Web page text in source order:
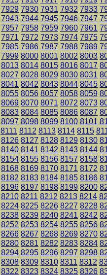
7929 7930 7931 7932 7933
7943 7944 7945 7946 7947
7957 7958 7959 7960 7961
7971 7972 7973 7974 7975
7985 7986 7987 7988 7989
7999 8000 8001 8002 8003
8013 8014 8015 8016 8017
8027 8028 8029 8030 8031
8041 8042 8043 8044 8045
8055 8056 8057 8058 8059
8069 8070 8071 8072 8073
8083 8084 8085 8086 8087
8097 8098 8099 8100 8101
8111 8112 8113 8114 8115
8126 8127 8128 8129 8130
8140 8141 8142 8143 8144
8154 8155 8156 8157 8158
8168 8169 8170 8171 8172
8182 8183 8184 8185 8186
8196 8197 8198 8199 8200
8210 8211 8212 8213 8214
8224 8225 8226 8227 8228
8238 8239 8240 8241 8242
8252 8253 8254 8255 8256
8266 8267 8268 8269 8270
8280 8281 8282 8283 8284
8294 8295 8296 8297 8298
8308 8309 8310 8311 8312
8322 8323 8324 8325 8326